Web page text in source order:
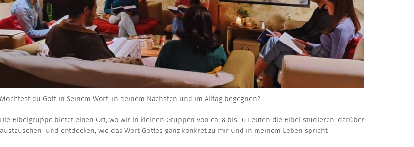
Möchtest du Gott in Seinem Wort, in deinem Nächsten und im Alltag begegnen?
Die Bibelgruppe bietet einen Ort, wo wir in kleinen Gruppen von ca. 8 bis 10 Leuten die Bibel studieren, darüber
austauschen und entdecken, wie das Wort Gottes ganz konkret zu mir und in meinem Leben spricht.